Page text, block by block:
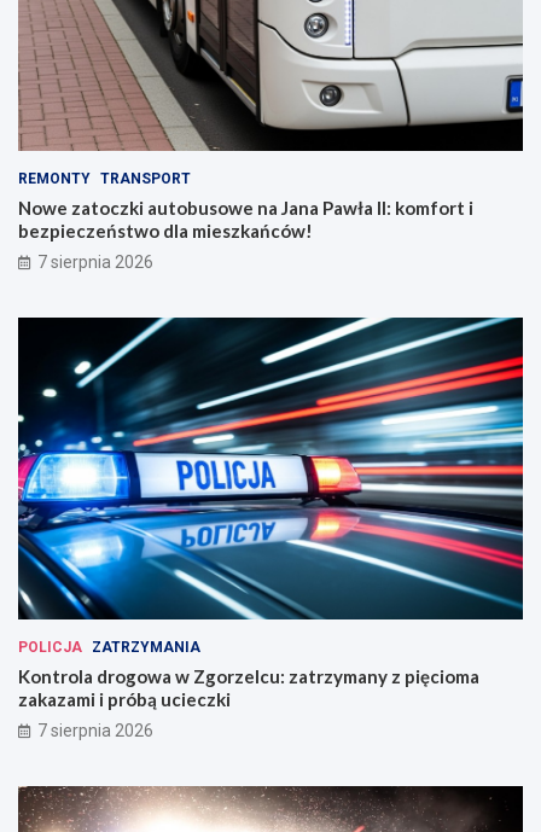
REMONTY TRANSPORT
Nowe zatoczki autobusowe na Jana Pawła II: komfort i
bezpieczeństwo dla mieszkańców!
7 sierpnia 2026
POLICJA ZATRZYMANIA
Kontrola drogowa w Zgorzelcu: zatrzymany z pięcioma
zakazami i próbą ucieczki
7 sierpnia 2026